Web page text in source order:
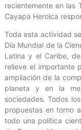
recientemente en las
Cayapa Heroica
Toda esta actividad
Día Mundial de la
Latina y el Caribe,
relieve el importante
ampliación de la
planeta y en la
sociedades. Todos
propuestas en torno
todo una política